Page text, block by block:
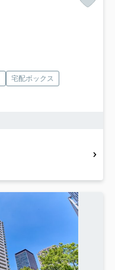
宅配ボックス